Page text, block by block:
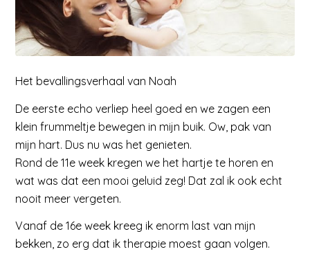
Het bevallingsverhaal van Noah
De eerste echo verliep heel goed en we zagen een
klein frummeltje bewegen in mijn buik. Ow, pak van
mijn hart. Dus nu was het genieten.
Rond de 11e week kregen we het hartje te horen en
wat was dat een mooi geluid zeg! Dat zal ik ook echt
nooit meer vergeten.
Vanaf de 16e week kreeg ik enorm last van mijn
bekken, zo erg dat ik therapie moest gaan volgen.